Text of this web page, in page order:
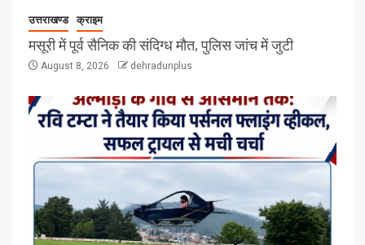
उत्तराखण्ड क्राइम
मसूरी में पूर्व सैनिक की संदिग्ध मौत, पुलिस जांच में जुटी
August 8, 2026 dehradunplus